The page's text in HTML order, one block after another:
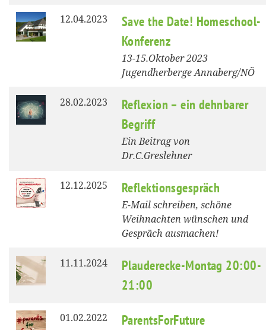
12.04.2023
Save the Date! Homeschool-
Konferenz
13-15.Oktober 2023
Jugendherberge Annaberg/NÖ
28.02.2023
Reflexion – ein dehnbarer
Begriff
Ein Beitrag von
Dr.C.Greslehner
12.12.2025 Reflektionsgespräch
E-Mail schreiben, schöne
Weihnachten wünschen und
Gespräch ausmachen!
11.11.2024
Plauderecke-Montag 20:00-
21:00
01.02.2022 ParentsForFuture